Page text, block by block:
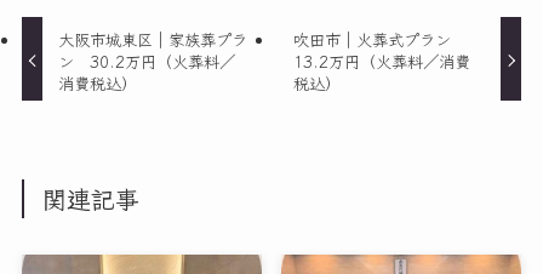
大阪市城東区｜家族葬プラ
ン 30.2万円（火葬料／
消費税込）
吹田市｜火葬式プラン
13.2万円（火葬料／消費
税込）
関連記事